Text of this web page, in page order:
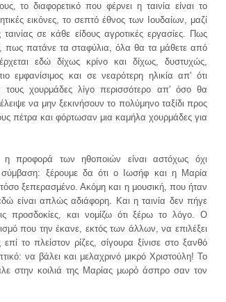
το διαφορετικό που φέρνει η ταινία είναι το
εικόνες, το σεπτό έθνος των Ιουδαίων, μαζί
σε κάθε είδους αγροτικές εργασίες. Πως
πως πατάνε τα σταφύλια, όλα θα τα μάθετε από
εδώ δίχως κρίνο και δίχως, δυστυχώς,
εμφανίσιμος και σε νεαρότερη ηλικία απ' ότι
τους χουρμάδες λίγο περισσότερο απ' όσο θα
να μην ξεκινήσουν το πολύμηνο ταξίδι προς
πέτρα και φόρτωσαν μια καμήλα χουρμάδες για
η προφορά των ηθοποιών είναι αστόχως όχι
σύμβαση: ξέρουμε δα ότι ο Ιωσήφ και η Μαρία
ξεπερασμένο. Ακόμη και η μουσική, που ήταν
είναι απλώς αδιάφορη. Και η ταινία δεν πήγε
προσδοκίες, και νομίζω ότι ξέρω το λόγο. Ο
που την έκανε, εκτός των άλλων, να επιλέξει
το πλείστον ρίζες, σίγουρα ξίνισε στο ξανθό
να βάλει και μελαχρινό μικρό Χριστούλη! Το
στην κοιλιά της Μαρίας μωρό άσπρο σαν τον